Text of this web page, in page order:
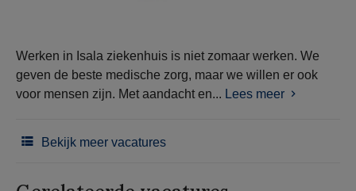
Werken in Isala ziekenhuis is niet zomaar werken. We
geven de beste medische zorg, maar we willen er ook
voor mensen zijn. Met aandacht en... Lees meer
Bekijk meer vacatures